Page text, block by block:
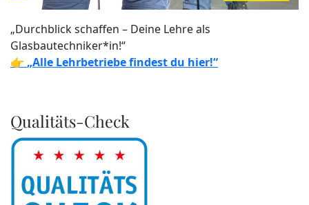
„Durchblick schaffen – Deine Lehre als
Glasbautechniker*in!“
👉 „Alle Lehrbetriebe findest du hier!“
Qualitäts-Check